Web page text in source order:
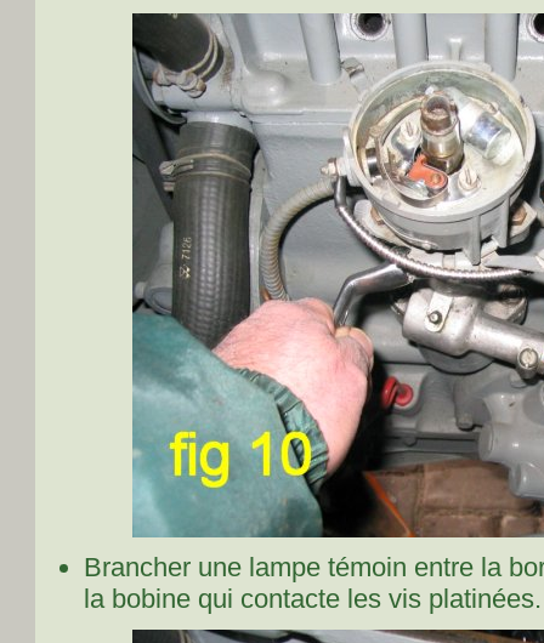
Brancher une lampe témoin entre la
la bobine qui contacte les vis platinées.